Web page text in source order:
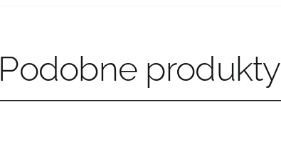
Podobne produkty